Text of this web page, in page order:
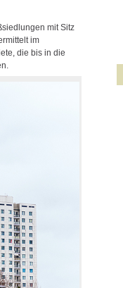
mit Sitz
im
die bis in die